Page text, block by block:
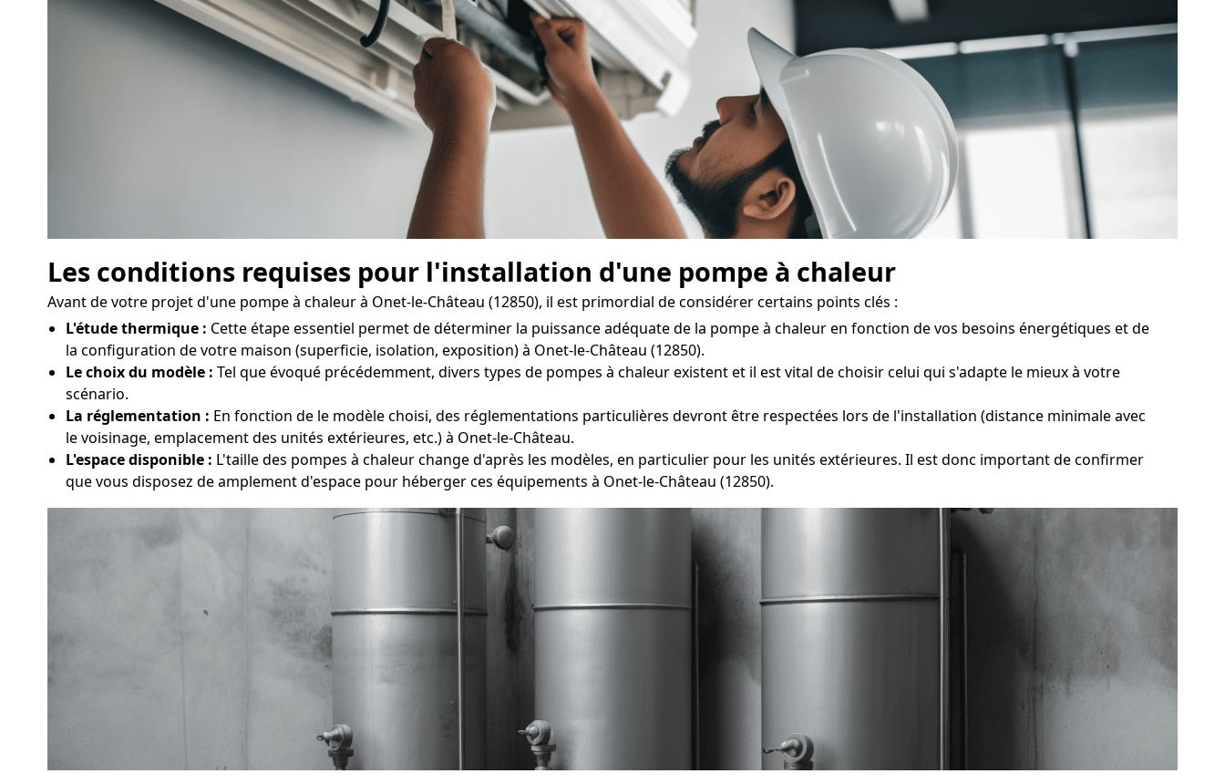
Les conditions requises pour l'installation d'une pompe à chaleur
Avant de votre projet d'une pompe à chaleur à Onet-le-Château (12850), il est primordial de considérer certains points clés :
L'étude thermique : Cette étape essentiel permet de déterminer la puissance adéquate de la pompe à chaleur en fonction de vos besoins énergétiques et de
la configuration de votre maison (superficie, isolation, exposition) à Onet-le-Château (12850).
Le choix du modèle : Tel que évoqué précédemment, divers types de pompes à chaleur existent et il est vital de choisir celui qui s'adapte le mieux à votre
scénario.
La réglementation : En fonction de le modèle choisi, des réglementations particulières devront être respectées lors de l'installation (distance minimale avec
le voisinage, emplacement des unités extérieures, etc.) à Onet-le-Château.
L'espace disponible : L'taille des pompes à chaleur change d'après les modèles, en particulier pour les unités extérieures. Il est donc important de confirmer
que vous disposez de amplement d'espace pour héberger ces équipements à Onet-le-Château (12850).